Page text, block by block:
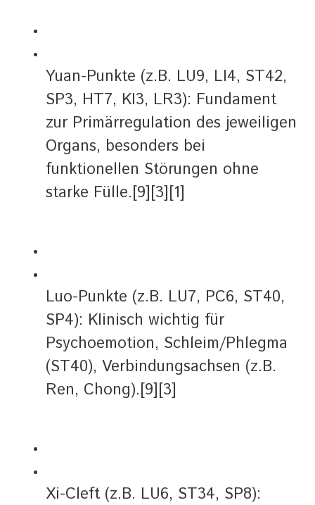
Yuan-Punkte (z.B. LU9, LI4, ST42,
SP3, HT7, KI3, LR3): Fundament
zur Primärregulation des jeweiligen
Organs, besonders bei
funktionellen Störungen ohne
starke Fülle.[9][3][1]
Luo-Punkte (z.B. LU7, PC6, ST40,
SP4): Klinisch wichtig für
Psychoemotion, Schleim/Phlegma
(ST40), Verbindungsachsen (z.B.
Ren, Chong).[9][3]
Xi-Cleft (z.B. LU6, ST34, SP8):